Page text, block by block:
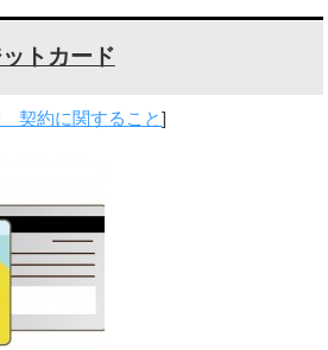
トカード
契約に関すること]